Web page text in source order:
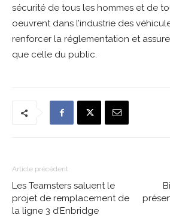
sécurité de tous les hommes et de
oeuvrent dans l’industrie des
renforcer la réglementation et
que celle du public.
Article précédent
Les Teamsters saluent le
projet de remplacement de
la ligne 3 d’Enbridge